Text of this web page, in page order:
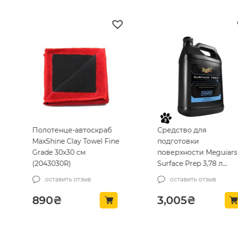
Полотенце-автоскраб
MaxShine Clay Towel Fine
Grade 30х30 см
(2043030R)
оставить отзыв
890₴
Средство для
подготовки
поверхности Meguiars
Surface Prep 3,78 л
(M12201)
оставить отзыв
3,005₴